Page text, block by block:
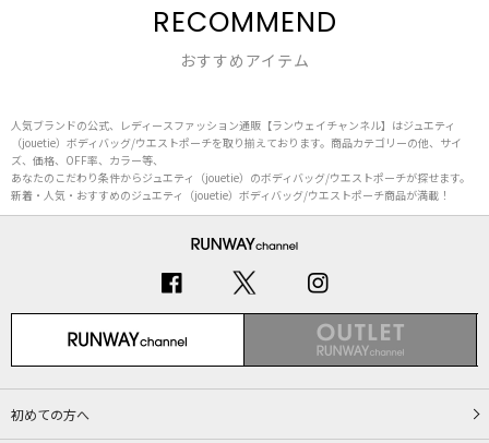
RECOMMEND
おすすめアイテム
人気ブランドの公式、レディースファッション通販【ランウェイチャンネル】はジュエティ
（jouetie）ボディバッグ/ウエストポーチを取り揃えております。商品カテゴリーの他、サイ
ズ、価格、OFF率、カラー等、
あなたのこだわり条件からジュエティ（jouetie）のボディバッグ/ウエストポーチが探せます。
新着・人気・おすすめのジュエティ（jouetie）ボディバッグ/ウエストポーチ商品が満載！
初めての方へ